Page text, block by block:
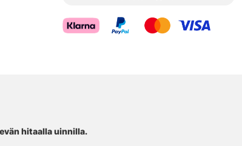
hitaalla uinnilla.